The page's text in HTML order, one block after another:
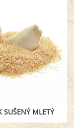
SUŠENÝ MLETÝ